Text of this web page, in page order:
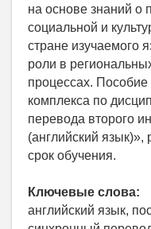
на основе знаний о
социальной и
стране изучаемого
роли в
процессах. Пособие
комплекса по
перевода второго
(английский язык)»,
срок обучения.
Ключевые слова:
английский язык,